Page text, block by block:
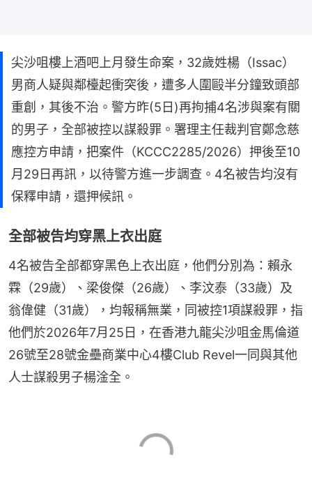
尖沙咀樓上酒吧上月發生命案，32歲姓楊（Issac）
男商人疑與鄰檯起衝突後，遭多人圍毆半分鐘致頭部
重創，其後不治。警方昨(5日)再拘捕4名涉與案有關
的男子，全部被控以謀殺罪。署理主任裁判官鄭念慈
應控方申請，把案件（KCCC2285/2026）押後至10
月29日再訊，以待警方進一步調查。4名被告均沒有
保釋申請，還押候訊。
全部被告均穿黑上衣出庭
4名被告全部都穿黑色上衣出庭，他們分別為：賴永
霖（29歲）、梁俊傑（26歲）、李汶泰（33歲）及
翁偉健（31歲），均報稱無業，同被控1項謀殺罪，指
他們於2026年7月25日，在香港九龍尖沙咀金馬倫道
26號至28號金壘商業中心4樓Club Revel一同與其他
人士謀殺男子楊淦全。